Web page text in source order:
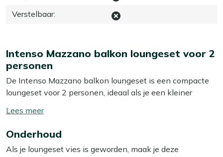
Verstelbaar:
Intenso Mazzano balkon loungeset voor 2
personen
De Intenso Mazzano balkon loungeset is een compacte
loungeset voor 2 personen, ideaal als je een kleiner
De stoelen zijn van stevig gevlochten wicker met
een boek of kop koffie. Door het lichte kunststof
vlechtwerk schuif je de stoelen makkelijk even opzij of
Toon/verberg
meer
Onderhoud
Als je loungeset vies is geworden, maak je deze